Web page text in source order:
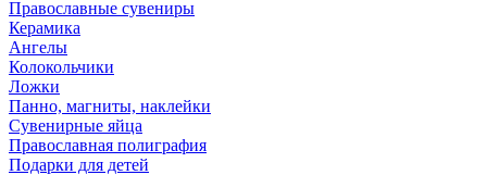
Православные сувениры
Керамика
Ангелы
Колокольчики
Ложки
Панно, магниты, наклейки
Сувенирные яйца
Православная полиграфия
Подарки для детей